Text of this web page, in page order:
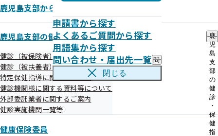
申請書から探す
よくあるご質問から探す
用語集から探す
問い合わせ・届出先一覧 問
い
閉じる
鹿児島支部からのお知らせ
鹿児島支部の健診・保健指導のご案内
鹿
児
島
支
部
の
健
診
・
保
健
指
健診（被保険者）に関するご案内
健診（被扶養者）に関するご案内
特定保健指導に関するご案内
健診機関様に関する資料等について
外部委託業者に関するご案内
健診実施機関一覧等
健康保険委員
健診（被保険者）に関するご案内
生活習慣病予防健診・人間ドックのご案内
令和8年度 生活習慣病予防健診 予約受付開始
時期について